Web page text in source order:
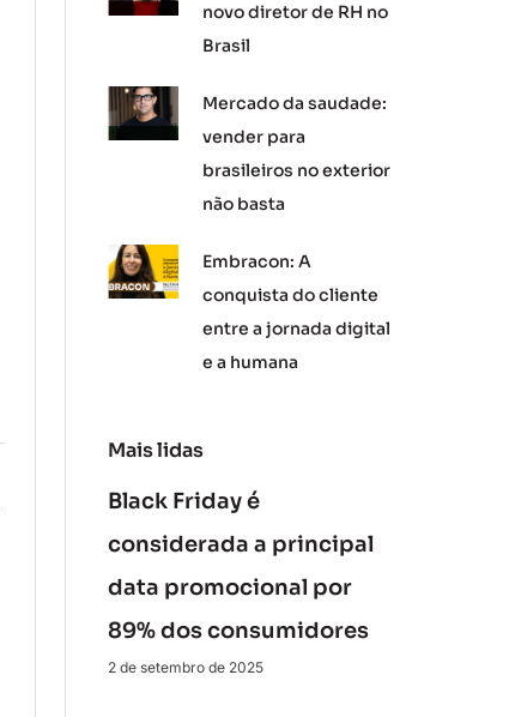
novo diretor de RH no
Brasil
Mercado da saudade:
vender para
brasileiros no exterior
não basta
Embracon: A
conquista do cliente
entre a jornada digital
e a humana
Mais lidas
Black Friday é
considerada a principal
data promocional por
89% dos consumidores
2 de setembro de 2025